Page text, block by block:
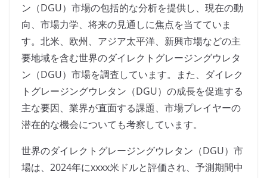
ン（DGU）市場の包括的な分析を提供し、現在の動
向、市場力学、将来の見通しに焦点を当てていま
す。北米、欧州、アジア太平洋、新興市場などの主
要地域を含む世界のダイレクトグレージングウレタ
ン（DGU）市場を調査しています。また、ダイレク
トグレージングウレタン（DGU）の成長を促進する
主な要因、業界が直面する課題、市場プレイヤーの
潜在的な機会についても考察しています。
世界のダイレクトグレージングウレタン（DGU）市
場は、2024年にxxxx米ドルと評価され、予測期間中